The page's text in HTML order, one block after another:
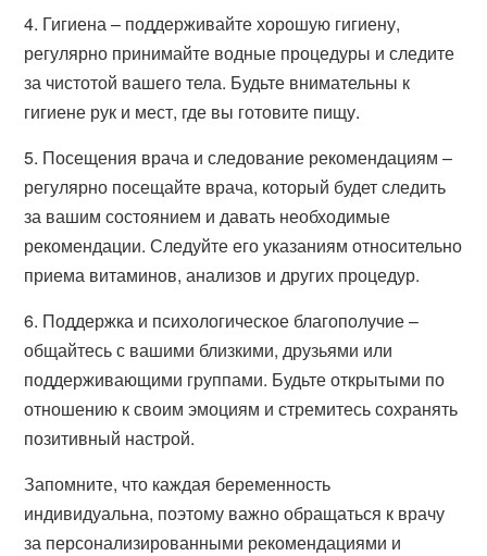
4. Гигиена – поддерживайте хорошую гигиену,
регулярно принимайте водные процедуры и следите
за чистотой вашего тела. Будьте внимательны к
гигиене рук и мест, где вы готовите пищу.
5. Посещения врача и следование рекомендациям –
регулярно посещайте врача, который будет следить
за вашим состоянием и давать необходимые
рекомендации. Следуйте его указаниям относительно
приема витаминов, анализов и других процедур.
6. Поддержка и психологическое благополучие –
общайтесь с вашими близкими, друзьями или
поддерживающими группами. Будьте открытыми по
отношению к своим эмоциям и стремитесь сохранять
позитивный настрой.
Запомните, что каждая беременность
индивидуальна, поэтому важно обращаться к врачу
за персонализированными рекомендациями и